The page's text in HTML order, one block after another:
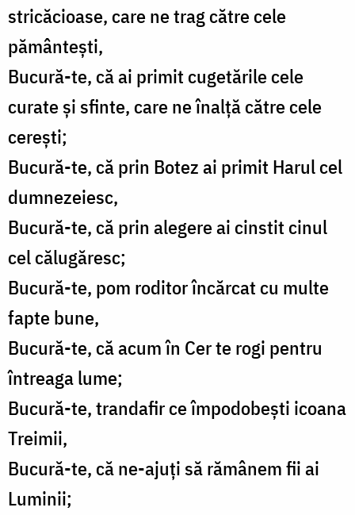
stricăcioase, care ne trag către cele
pământești,
Bucură-te, că ai primit cugetările cele
curate și sfinte, care ne înalță către cele
cerești;
Bucură-te, că prin Botez ai primit Harul cel
dumnezeiesc,
Bucură-te, că prin alegere ai cinstit cinul
cel călugăresc;
Bucură-te, pom roditor încărcat cu multe
fapte bune,
Bucură-te, că acum în Cer te rogi pentru
întreaga lume;
Bucură-te, trandafir ce împodobești icoana
Treimii,
Bucură-te, că ne-ajuți să rămânem fii ai
Luminii;